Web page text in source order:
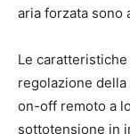
aria forzata sono
Le
regolazione
on-off remoto a
sottotensione in